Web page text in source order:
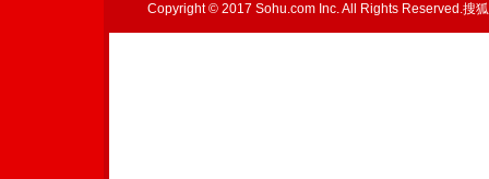
Copyright © 2017 Sohu.com Inc. All Rights Reserved.搜